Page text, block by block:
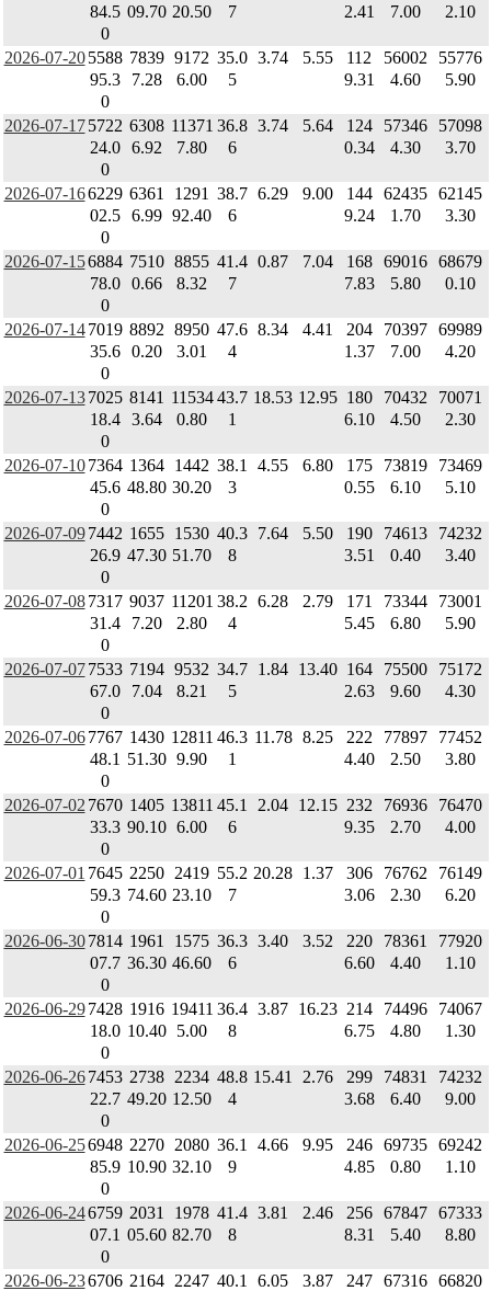
84.5
0
09.70 20.50
7
2.41
7.00
2.10
2026-07-20 5588
95.3
0
7839
7.28
9172
6.00
35.0
5
3.74 5.55
112
9.31
56002
4.60
55776
5.90
2026-07-17 5722
24.0
0
6308
6.92
11371
7.80
36.8
6
3.74 5.64
124
0.34
57346
4.30
57098
3.70
2026-07-166229
02.5
0
6361
6.99
1291
92.40
38.7
6
6.29 9.00
144
9.24
62435
1.70
62145
3.30
2026-07-156884
78.0
0
7510
0.66
8855
8.32
41.4
7
0.87 7.04
168
7.83
69016
5.80
68679
0.10
2026-07-14 7019
35.6
0
8892
0.20
8950
3.01
47.6
4
8.34 4.41
204
1.37
70397
7.00
69989
4.20
2026-07-13 7025
18.4
0
8141
3.64
11534
0.80
43.7
1
18.53 12.95 180
6.10
70432
4.50
70071
2.30
2026-07-10 7364
45.6
0
1364
48.80
1442
30.20
38.1
3
4.55 6.80
175
0.55
73819
6.10
73469
5.10
2026-07-09 7442
26.9
0
1655
47.30
1530
51.70
40.3
8
7.64 5.50
190
3.51
74613
0.40
74232
3.40
2026-07-08 7317
31.4
0
9037
7.20
11201
2.80
38.2
4
6.28 2.79
171
5.45
73344
6.80
73001
5.90
2026-07-07 7533
67.0
0
7194
7.04
9532
8.21
34.7
5
1.84 13.40 164
2.63
75500
9.60
75172
4.30
2026-07-06 7767
48.1
0
1430
51.30
12811
9.90
46.3
1
11.78 8.25
222
4.40
77897
2.50
77452
3.80
2026-07-02 7670
33.3
0
1405
90.10
13811
6.00
45.1
6
2.04 12.15 232
9.35
76936
2.70
76470
4.00
2026-07-01 7645
59.3
0
2250
74.60
2419
23.10
55.2
7
20.28 1.37
306
3.06
76762
2.30
76149
6.20
2026-06-30 7814
07.7
0
1961
36.30
1575
46.60
36.3
6
3.40 3.52
220
6.60
78361
4.40
77920
1.10
2026-06-29 7428
18.0
0
1916
10.40
19411
5.00
36.4
8
3.87 16.23 214
6.75
74496
4.80
74067
1.30
2026-06-26 7453
22.7
0
2738
49.20
2234
12.50
48.8
4
15.41 2.76
299
3.68
74831
6.40
74232
9.00
2026-06-256948
85.9
0
2270
10.90
2080
32.10
36.1
9
4.66 9.95
246
4.85
69735
0.80
69242
1.10
2026-06-246759
07.1
0
2031
05.60
1978
82.70
41.4
8
3.81 2.46
256
8.31
67847
5.40
67333
8.80
2026-06-236706 2164 2247 40.1
6.05 3.87
247
67316
66820